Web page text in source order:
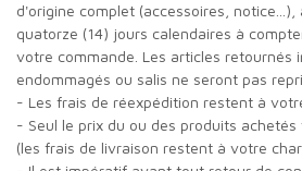
d'origine complet (accessoires,
quatorze (14) jours calendaires à
votre commande. Les articles retournés
endommagés ou salis ne seront pas
- Les frais de réexpédition restent à
- Seul le prix du ou des produits
(les frais de livraison restent à votre